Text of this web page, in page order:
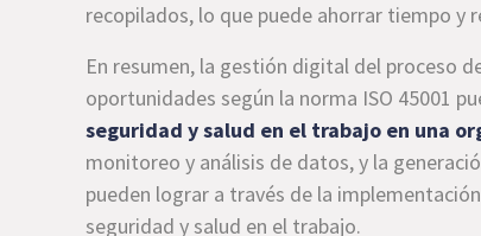
recopilados, lo que puede ahorrar tiempo y
En resumen, la gestión digital del proceso
oportunidades según la norma ISO 45001
seguridad y salud en el trabajo en una
monitoreo y análisis de datos, y la
pueden lograr a través de la
seguridad y salud en el trabajo.